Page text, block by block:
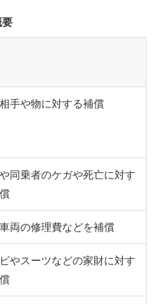
手や物に対する補償
同乗者のケガや死亡に対す
両の修理費などを補償
やスーツなどの家財に対す